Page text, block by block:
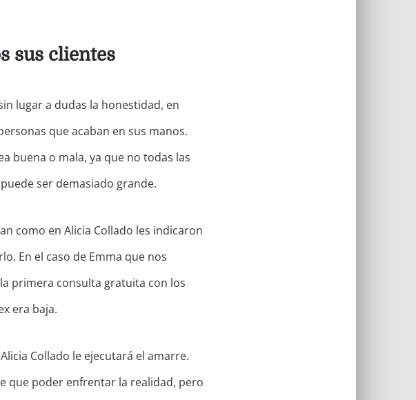
sus clientes
lugar a dudas la honestidad, en
que acaban en sus manos.
buena o mala, ya que no todas las
ser demasiado grande.
como en Alicia Collado les indicaron
En el caso de Emma que nos
primera consulta gratuita con los
era baja.
Collado le ejecutará el amarre.
que poder enfrentar la realidad, pero